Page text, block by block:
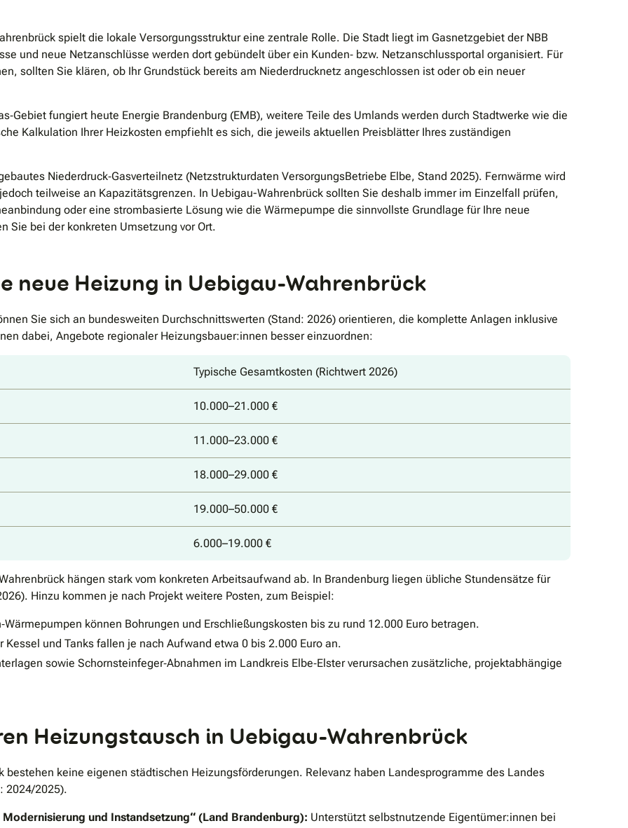
spielt die lokale Versorgungsstruktur eine zentrale Rolle. Die Stadt liegt im Gasnetzgebiet der NBB
und neue Netzanschlüsse werden dort gebündelt über ein Kunden‐ bzw. Netzanschlussportal organisiert. Für
sollten Sie klären, ob Ihr Grundstück bereits am Niederdrucknetz angeschlossen ist oder ob ein neuer
fungiert heute Energie Brandenburg (EMB), weitere Teile des Umlands werden durch Stadtwerke wie die
Kalkulation Ihrer Heizkosten empfiehlt es sich, die jeweils aktuellen Preisblätter Ihres zuständigen
Niederdruck‐Gasverteilnetz (Netzstrukturdaten VersorgungsBetriebe Elbe, Stand 2025). Fernwärme wird
teilweise an Kapazitätsgrenzen. In Uebigau-Wahrenbrück sollten Sie deshalb immer im Einzelfall prüfen,
oder eine strombasierte Lösung wie die Wärmepumpe die sinnvollste Grundlage für Ihre neue
Sie bei der konkreten Umsetzung vor Ort.
neue Heizung in Uebigau-Wahrenbrück
Sie sich an bundesweiten Durchschnittswerten (Stand: 2026) orientieren, die komplette Anlagen inklusive
dabei, Angebote regionaler Heizungsbauer:innen besser einzuordnen:
Typische Gesamtkosten (Richtwert 2026)
10.000–21.000 €
11.000–23.000 €
18.000–29.000 €
19.000–50.000 €
6.000–19.000 €
hängen stark vom konkreten Arbeitsaufwand ab. In Brandenburg liegen übliche Stundensätze für
Hinzu kommen je nach Projekt weitere Posten, zum Beispiel:
können Bohrungen und Erschließungskosten bis zu rund 12.000 Euro betragen.
Kessel und Tanks fallen je nach Aufwand etwa 0 bis 2.000 Euro an.
sowie Schornsteinfeger‐Abnahmen im Landkreis Elbe‐Elster verursachen zusätzliche, projektabhängige
Heizungstausch in Uebigau-Wahrenbrück
keine eigenen städtischen Heizungsförderungen. Relevanz haben Landesprogramme des Landes
2024/2025).
und Instandsetzung“ (Land Brandenburg): Unterstützt selbstnutzende Eigentümer:innen bei